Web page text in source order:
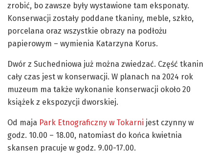
zrobić, bo zawsze były wystawione tam eksponaty.
Konserwacji zostały poddane tkaniny, meble, szkło,
porcelana oraz wszystkie obrazy na podłożu
papierowym – wymienia Katarzyna Korus.
Dwór z Suchedniowa już można zwiedzać. Część tkanin
cały czas jest w konserwacji. W planach na 2024 rok
muzeum ma także wykonanie konserwacji około 20
książek z ekspozycji dworskiej.
Od maja Park Etnograficzny w Tokarni jest czynny w
godz. 10.00 – 18.00, natomiast do końca kwietnia
skansen pracuje w godz. 9.00-17.00.